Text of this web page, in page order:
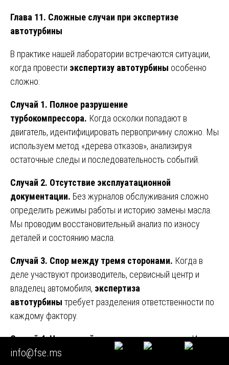
Глава 11. Сложные случаи при экспертизе
автотурбины
В практике нашей лаборатории встречаются ситуации,
когда провести экспертизу автотурбины особенно
сложно:
Случай 1. Полное разрушение
турбокомпрессора. Когда осколки попадают в
двигатель, идентифицировать первопричину сложно. Мы
используем метод «дерева отказов», анализируя
остаточные следы и последовательность событий.
Случай 2. Отсутствие эксплуатационной
документации. Без журналов обслуживания сложно
определить режимы работы и историю замены масла.
Мы проводим восстановительный анализ по износу
деталей и состоянию масла.
Случай 3. Спор между тремя сторонами. Когда в
деле участвуют производитель, сервисный центр и
владелец автомобиля, экспертиза
автотурбины требует разделения ответственности по
каждому фактору.
Случай 4. Частичный ремонт до экспертизы.Иногда
владельцы пытаются «починить» турбину до обращения
info@fse.ms